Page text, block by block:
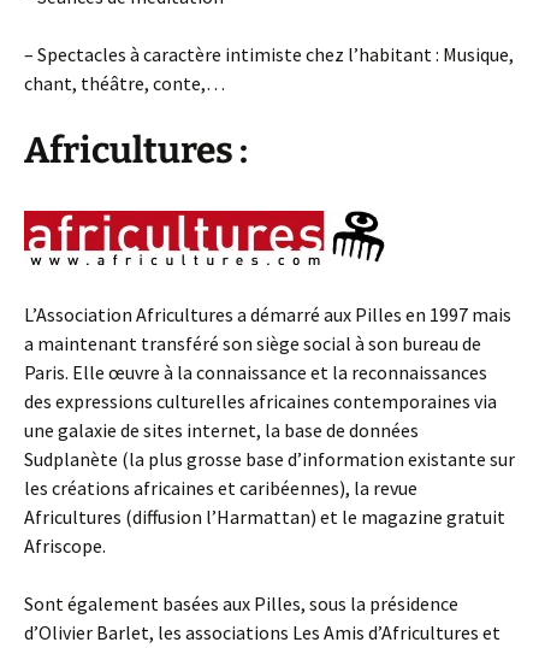
– Spectacles à caractère intimiste chez l’habitant : Musique,
chant, théâtre, conte,…
Africultures :
L’Association Africultures a démarré aux Pilles en 1997 mais
a maintenant transféré son siège social à son bureau de
Paris. Elle œuvre à la connaissance et la reconnaissances
des expressions culturelles africaines contemporaines via
une galaxie de sites internet, la base de données
Sudplanète (la plus grosse base d’information existante sur
les créations africaines et caribéennes), la revue
Africultures (diffusion l’Harmattan) et le magazine gratuit
Afriscope.
Sont également basées aux Pilles, sous la présidence
d’Olivier Barlet, les associations Les Amis d’Africultures et